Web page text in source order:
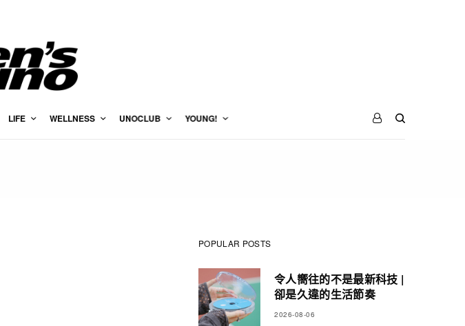
LIFE WELLNESS UNOCLUB YOUNG!
POPULAR POSTS
令人嚮往的不是最新科技 |
卻是久違的生活節奏
2026-08-06